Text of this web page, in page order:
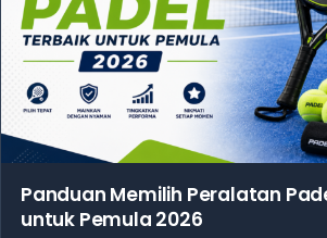
Panduan Memilih Peralatan
untuk Pemula 2026